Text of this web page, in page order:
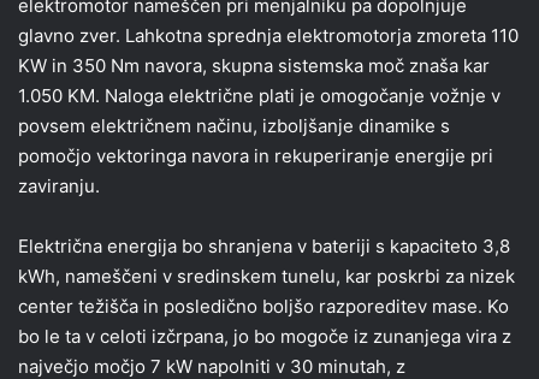
elektromotor nameščen pri menjalniku pa dopolnjuje
glavno zver. Lahkotna sprednja elektromotorja zmoreta 110
KW in 350 Nm navora, skupna sistemska moč znaša kar
1.050 KM. Naloga električne plati je omogočanje vožnje v
povsem električnem načinu, izboljšanje dinamike s
pomočjo vektoringa navora in rekuperiranje energije pri
zaviranju.
Električna energija bo shranjena v bateriji s kapaciteto 3,8
kWh, nameščeni v sredinskem tunelu, kar poskrbi za nizek
center težišča in posledično boljšo razporeditev mase. Ko
bo le ta v celoti izčrpana, jo bo mogoče iz zunanjega vira z
največjo močjo 7 kW napolniti v 30 minutah, z